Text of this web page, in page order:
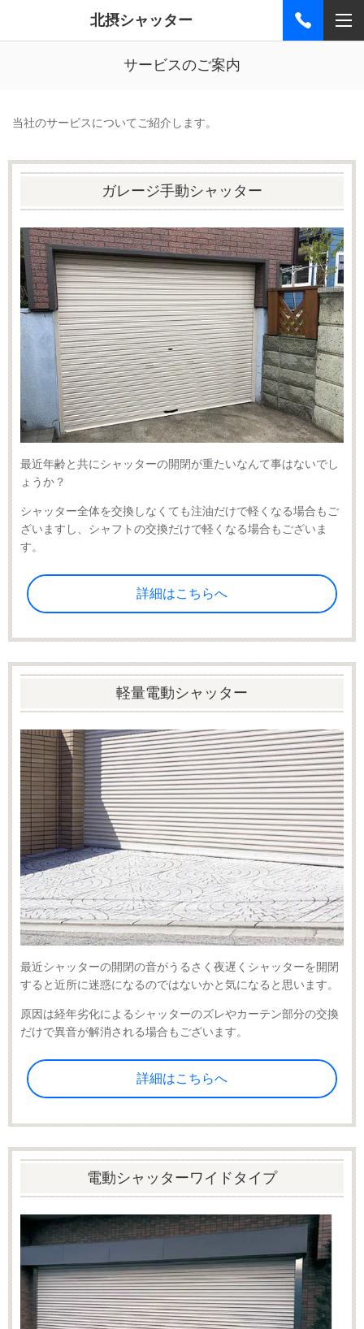
北摂シャッター
サービスのご案内
当社のサービスについてご紹介します。
ガレージ手動シャッター
最近年齢と共にシャッターの開閉が重たいなんて事はないでし
ょうか？
シャッター全体を交換しなくても注油だけで軽くなる場合もご
ざいますし、シャフトの交換だけで軽くなる場合もございま
す。
詳細はこちらへ
軽量電動シャッター
最近シャッターの開閉の音がうるさく夜遅くシャッターを開閉
すると近所に迷惑になるのではないかと気になると思います。
原因は経年劣化によるシャッターのズレやカーテン部分の交換
だけで異音が解消される場合もございます。
詳細はこちらへ
電動シャッターワイドタイプ